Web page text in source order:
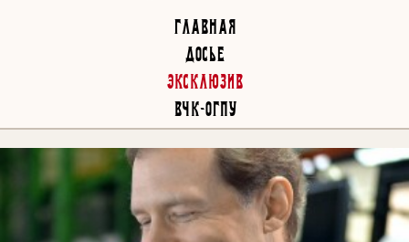
Главная
Досье
Эксклюзив
ВЧК-ОГПУ